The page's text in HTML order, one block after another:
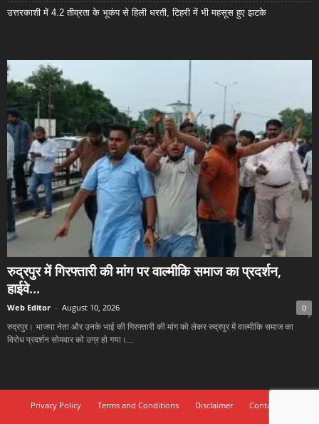
उत्तरकाशी में 4.2 तीव्रता के भूकंप से हिली धरती, टिहरी में भी महसूस हुए झटके
रुद्रपुर में गिरफ्तारी की मांग पर वाल्मीकि समाज का प्रदर्शन,
हाईवे...
Web Editor - August 10, 2026 0
रुद्रपुर। भाजपा नेता और उनके भाई की गिरफ्तारी की मांग को लेकर रुद्रपुर में वाल्मीकि समाज का
विरोध प्रदर्शन सोमवार को उग्र हो गया।...
Privacy Policy Terms and Conditions Disclaimer
Contact Us